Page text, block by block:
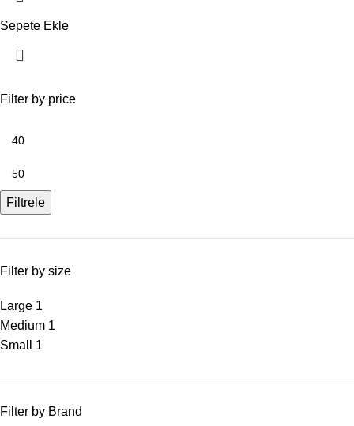
Filter by price
Filtrele
Filter by size
Large 1
Medium 1
Small
1
Filter by Brand
Sepete Ekle